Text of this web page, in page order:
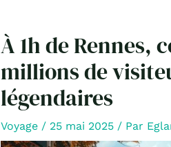
À 1h de
millions de
légendaires
Voyage/ 25 mai 2025 / Par